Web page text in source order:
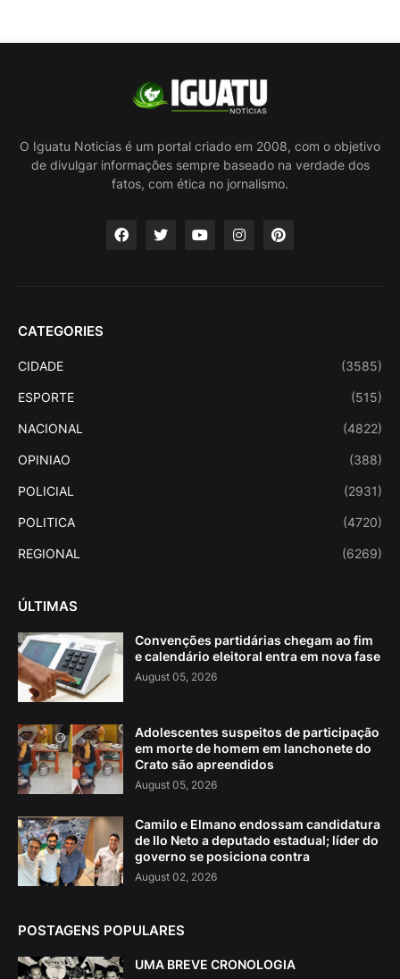
O Iguatu Noticias é um portal criado em 2008, com o objetivo
de divulgar informações sempre baseado na verdade dos
fatos, com ética no jornalismo.
CATEGORIES
CIDADE (3585)
ESPORTE (515)
NACIONAL (4822)
OPINIAO (388)
POLICIAL (2931)
POLITICA (4720)
REGIONAL (6269)
ÚLTIMAS
Convenções partidárias chegam ao fim
e calendário eleitoral entra em nova fase
August 05, 2026
Adolescentes suspeitos de participação
em morte de homem em lanchonete do
Crato são apreendidos
August 05, 2026
Camilo e Elmano endossam candidatura
de Ilo Neto a deputado estadual; líder do
governo se posiciona contra
August 02, 2026
POSTAGENS POPULARES
UMA BREVE CRONOLOGIA